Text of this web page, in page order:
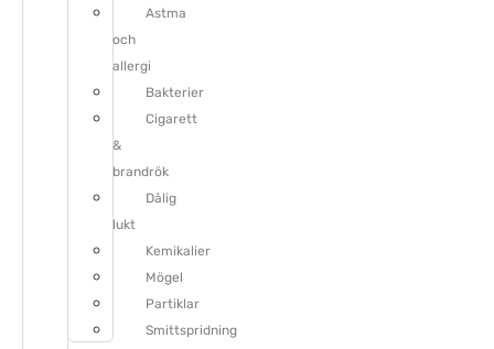
Astma
och
allergi
Bakterier
Cigarett
&
brandrök
Dålig
lukt
Kemikalier
Mögel
Partiklar
Smittspridning